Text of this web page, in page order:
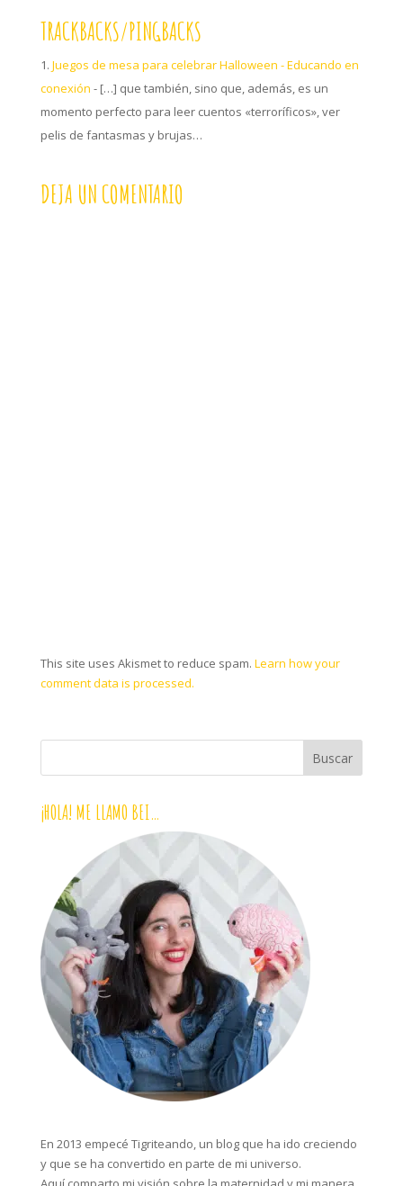
TRACKBACKS/PINGBACKS
Juegos de mesa para celebrar Halloween - Educando en
conexión - […] que también, sino que, además, es un
momento perfecto para leer cuentos «terroríficos», ver
pelis de fantasmas y brujas…
DEJA UN COMENTARIO
This site uses Akismet to reduce spam. Learn how your
comment data is processed.
¡HOLA! ME LLAMO BEI…
En 2013 empecé Tigriteando, un blog que ha ido creciendo
y que se ha convertido en parte de mi universo.